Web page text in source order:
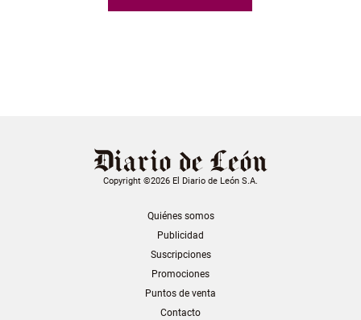
Copyright ©2026 El Diario de León S.A.
Quiénes somos
Publicidad
Suscripciones
Promociones
Puntos de venta
Contacto